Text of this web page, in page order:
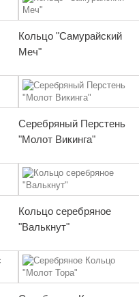
Кольцо "Самурайский
Меч"
Серебряный Перстень
"Молот Викинга"
Кольцо серебряное
"Валькнут"